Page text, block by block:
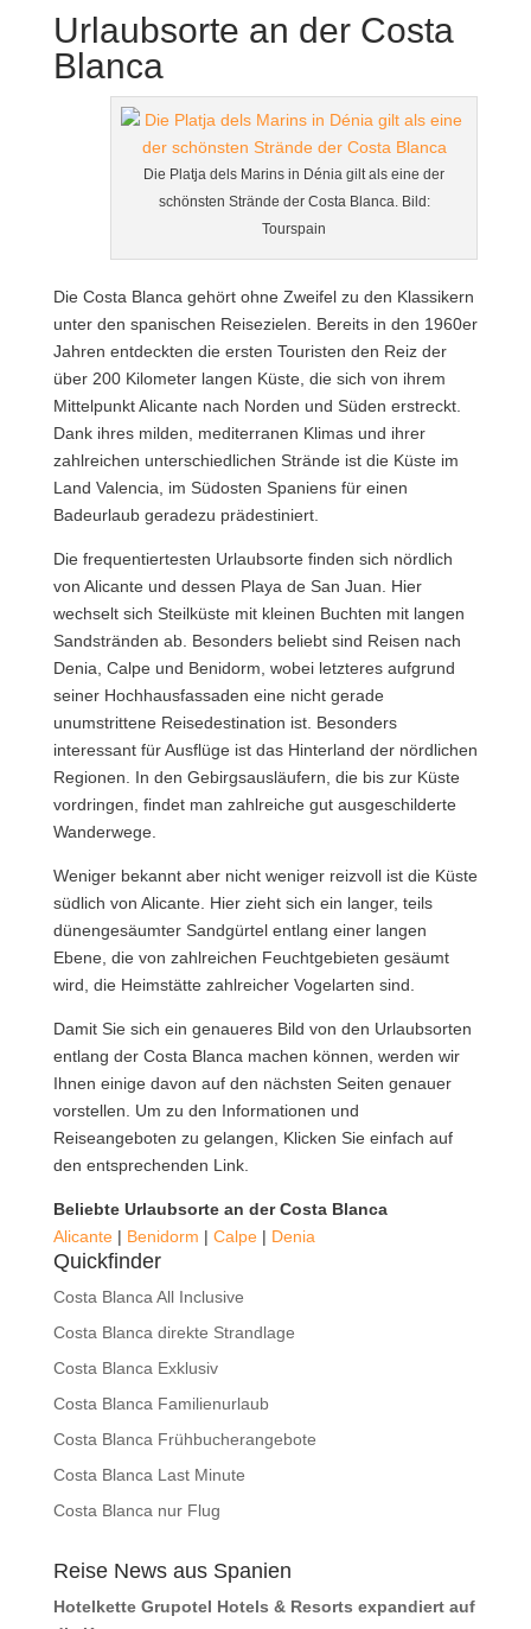
Urlaubsorte an der Costa
Blanca
Die Platja dels Marins in Dénia gilt als eine der
schönsten Strände der Costa Blanca. Bild:
Tourspain
Die Costa Blanca gehört ohne Zweifel zu den Klassikern
unter den spanischen Reisezielen. Bereits in den 1960er
Jahren entdeckten die ersten Touristen den Reiz der
über 200 Kilometer langen Küste, die sich von ihrem
Mittelpunkt Alicante nach Norden und Süden erstreckt.
Dank ihres milden, mediterranen Klimas und ihrer
zahlreichen unterschiedlichen Strände ist die Küste im
Land Valencia, im Südosten Spaniens für einen
Badeurlaub geradezu prädestiniert.
Die frequentiertesten Urlaubsorte finden sich nördlich
von Alicante und dessen Playa de San Juan. Hier
wechselt sich Steilküste mit kleinen Buchten mit langen
Sandstränden ab. Besonders beliebt sind Reisen nach
Denia, Calpe und Benidorm, wobei letzteres aufgrund
seiner Hochhausfassaden eine nicht gerade
unumstrittene Reisedestination ist. Besonders
interessant für Ausflüge ist das Hinterland der nördlichen
Regionen. In den Gebirgsausläufern, die bis zur Küste
vordringen, findet man zahlreiche gut ausgeschilderte
Wanderwege.
Weniger bekannt aber nicht weniger reizvoll ist die Küste
südlich von Alicante. Hier zieht sich ein langer, teils
dünengesäumter Sandgürtel entlang einer langen
Ebene, die von zahlreichen Feuchtgebieten gesäumt
wird, die Heimstätte zahlreicher Vogelarten sind.
Damit Sie sich ein genaueres Bild von den Urlaubsorten
entlang der Costa Blanca machen können, werden wir
Ihnen einige davon auf den nächsten Seiten genauer
vorstellen. Um zu den Informationen und
Reiseangeboten zu gelangen, Klicken Sie einfach auf
den entsprechenden Link.
Beliebte Urlaubsorte an der Costa Blanca
Alicante| Benidorm | Calpe| Denia
Quickfinder
Costa Blanca All Inclusive
Costa Blanca direkte Strandlage
Costa Blanca Exklusiv
Costa Blanca Familienurlaub
Costa Blanca Frühbucherangebote
Costa Blanca Last Minute
Costa Blanca nur Flug
Reise News aus Spanien
Hotelkette Grupotel Hotels & Resorts expandiert auf